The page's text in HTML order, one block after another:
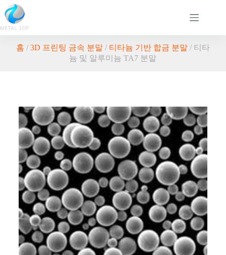
홈 / 3D 프린팅 금속 분말/ 티타늄 기반 합금 분말/ 티타
늄 및 알루미늄 TA7 분말